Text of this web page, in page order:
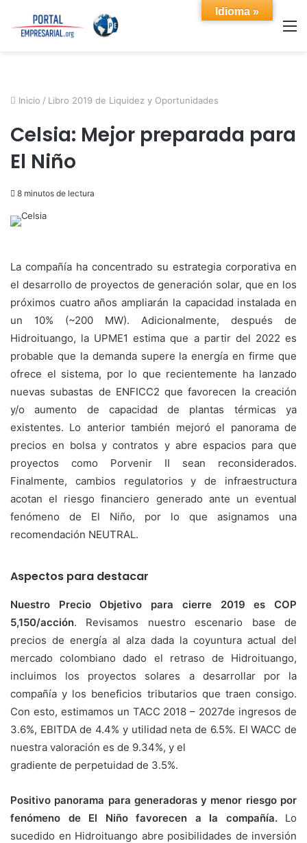
Inicio / Libro 2019 de Liquidez y Oportunidades
Celsia: Mejor preparada para
El Niño
8 minutos de lectura
La compañía ha concentrado su estrategia corporativa en
el desarrollo de proyectos de generación solar, que en los
próximos cuatro años ampliarán la capacidad instalada en
un 10% (~200 MW). Adicionalmente, después de
Hidroituango, la UPME1 estima que a partir del 2022 es
probable que la demanda supere la energía en firme que
ofrece el sistema, por lo que recientemente ha lanzado
nuevas subastas de ENFICC2 que favorecen la creación
y/o aumento de capacidad de plantas térmicas ya
existentes. Lo anterior también mejoró el panorama de
precios en bolsa y contratos y abre espacios para que
proyectos como Porvenir II sean reconsiderados.
Finalmente, cambios regulatorios y de infraestructura
acotan el riesgo financiero generado ante un eventual
fenómeno de El Niño, por lo que asignamos una
recomendación NEUTRAL.
Aspectos para destacar
Nuestro Precio Objetivo para cierre 2019 es COP
5,150/acción. Revisamos nuestro escenario base de
precios de energía al alza dada la coyuntura actual del
mercado colombiano dado el retraso de Hidroituango,
incluimos los proyectos solares a desarrollar por la
compañía y los beneficios tributarios que traen consigo.
Con esto, estimamos un TACC 2018 – 2027de ingresos de
3.6%, EBITDA de 4.4% y utilidad neta de 6.5%. El WACC de
nuestra valoración es de 9.34%, y el
gradiente de perpetuidad de 3.5%.
Positivo panorama para generadoras y menor riesgo por
fenómeno de El Niño favorecen a la compañía.Lo
sucedido en Hidroituango abre posibilidades de inversión
Idioma »